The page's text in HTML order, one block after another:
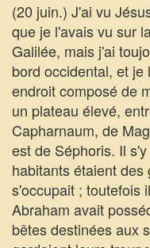
(20 juin.) J'ai vu
que je l'avais vu sur
Galilée, mais j'ai
bord occidental, et
endroit composé de
un plateau élevé,
Capharnaum, de
est de Séphoris. Il
habitants étaient
s'occupait ; toutefois
Abraham avait
bêtes destinées aux